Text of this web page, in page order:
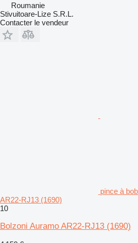
Roumanie
Stivuitoare-Lize S.R.L.
Contacter le vendeur
pince à
AR22-RJ13 (1690)
10
Bolzoni Auramo AR22-RJ13 (1690)